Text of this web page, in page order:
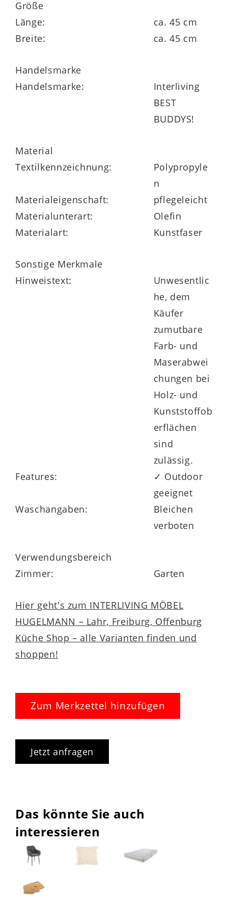
Größe
Länge:
ca. 45 cm
Breite:
ca. 45 cm
Handelsmarke
Handelsmarke:
Interliving
BEST
BUDDYS!
Material
Textilkennzeichnung:
Polypropyle
n
Materialeigenschaft:
pflegeleicht
Materialunterart:
Olefin
Materialart:
Kunstfaser
Sonstige Merkmale
Hinweistext:
Unwesentlic
he, dem
Käufer
zumutbare
Farb- und
Maserabwei
chungen bei
Holz- und
Kunststoffob
erflächen
sind
zulässig.
Features:
✓ Outdoor
geeignet
Waschangaben:
Bleichen
verboten
Verwendungsbereich
Zimmer:
Garten
Hier geht's zum INTERLIVING MÖBEL
HUGELMANN – Lahr, Freiburg, Offenburg
Küche Shop – alle Varianten finden und
shoppen!
Zum Merkzettel hinzufügen
Jetzt anfragen
Das könnte Sie auch
interessieren